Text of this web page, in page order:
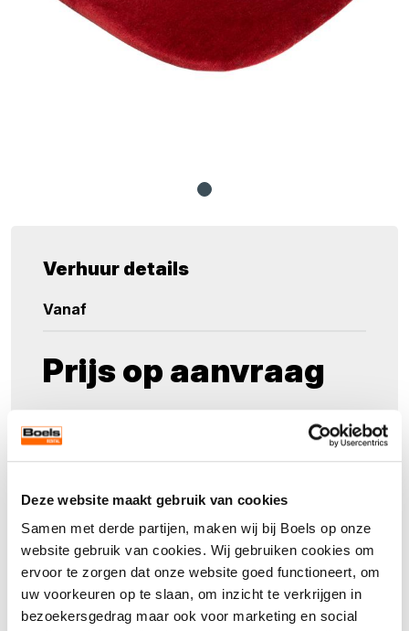
Deze website maakt gebruik van cookies
Samen met derde partijen, maken wij bij Boels op onze
website gebruik van cookies. Wij gebruiken cookies om
ervoor te zorgen dat onze website goed functioneert, om
uw voorkeuren op te slaan, om inzicht te verkrijgen in
bezoekersgedrag maar ook voor marketing en social
Verhuur details
Vanaf
Prijs op aanvraag
Maak een keuze
Direct aanvragen